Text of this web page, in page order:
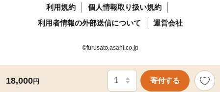
18,000円 寄付する
利用規約
個人情報取り扱い規約
利用者情報の外部送信について
運営会社
©furusato.asahi.co.jp